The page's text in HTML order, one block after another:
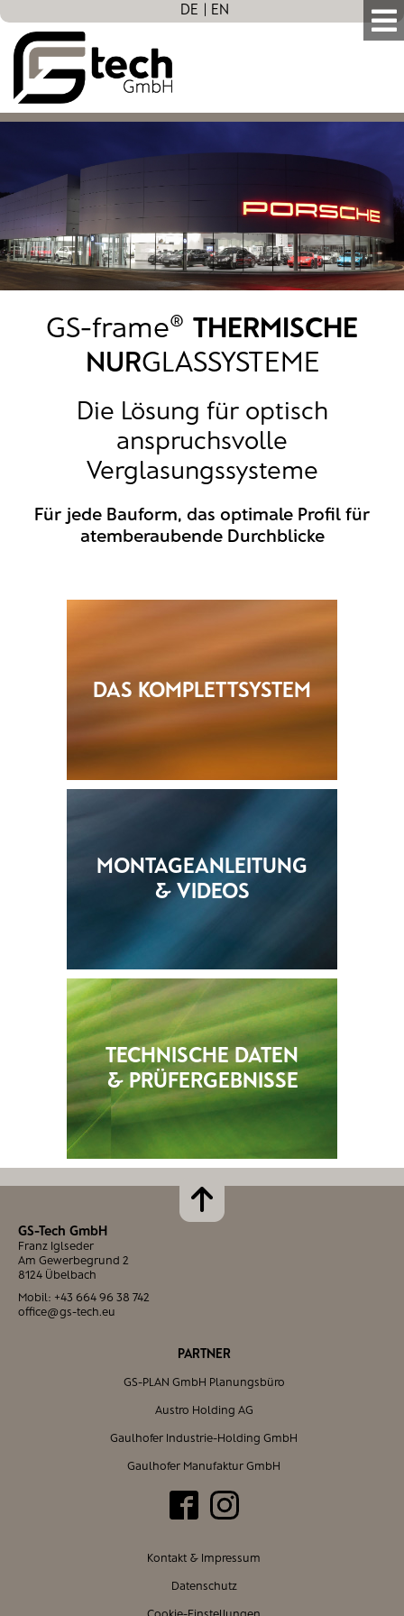
DE EN
GS-frame® THERMISCHE
NURGLASSYSTEME
Die Lösung für optisch
anspruchsvolle
Verglasungssysteme
Für jede Bauform, das optimale Profil für
atemberaubende Durchblicke
DAS KOMPLETTSYSTEM
MONTAGEANLEITUNG
& VIDEOS
TECHNISCHE DATEN
& PRÜFERGEBNISSE
GS-Tech GmbH
Franz Iglseder
Am Gewerbegrund 2
8124 Übelbach
Mobil: +43 664 96 38 742
office@gs-tech.eu
PARTNER
GS-PLAN GmbH Planungsbüro
Austro Holding AG
Gaulhofer Industrie-Holding GmbH
Gaulhofer Manufaktur GmbH
Kontakt & Impressum
Datenschutz
Cookie-Einstellungen